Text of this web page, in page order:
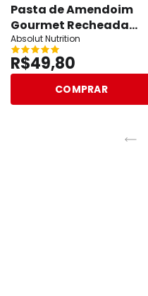
Pasta de Amendoim
Gourmet Recheada
650g
Absolut Nutrition
R$49,80
COMPRAR